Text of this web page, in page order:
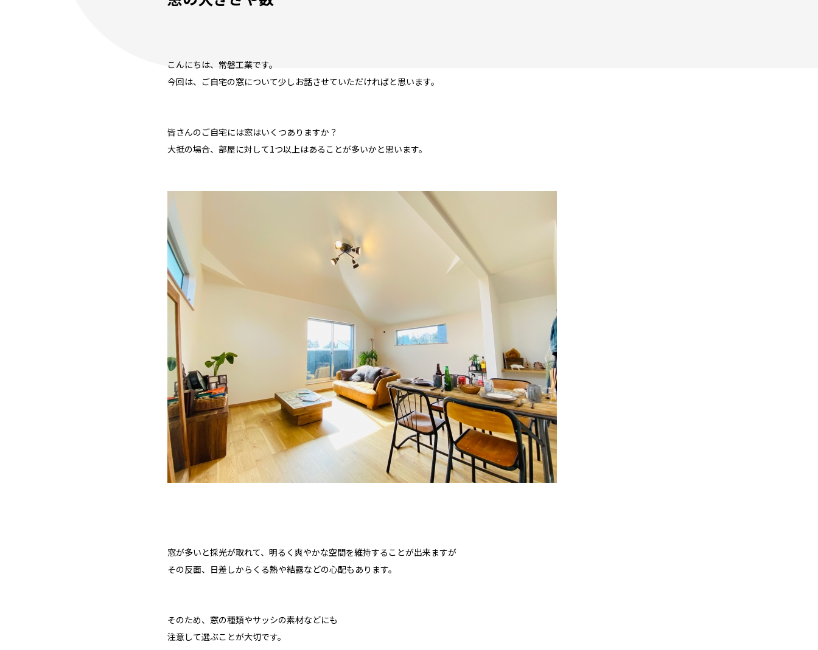
こんにちは、常磐工業です。
今回は、ご自宅の窓について少しお話させていただければと思います。
皆さんのご自宅には窓はいくつありますか？
大抵の場合、部屋に対して1つ以上はあることが多いかと思います。
窓が多いと採光が取れて、明るく爽やかな空間を維持することが出来ますが
その反面、日差しからくる熱や結露などの心配もあります。
そのため、窓の種類やサッシの素材などにも
注意して選ぶことが大切です。